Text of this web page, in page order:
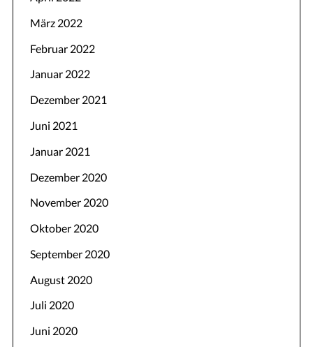
März 2022
Februar 2022
Januar 2022
Dezember 2021
Juni 2021
Januar 2021
Dezember 2020
November 2020
Oktober 2020
September 2020
August 2020
Juli 2020
Juni 2020